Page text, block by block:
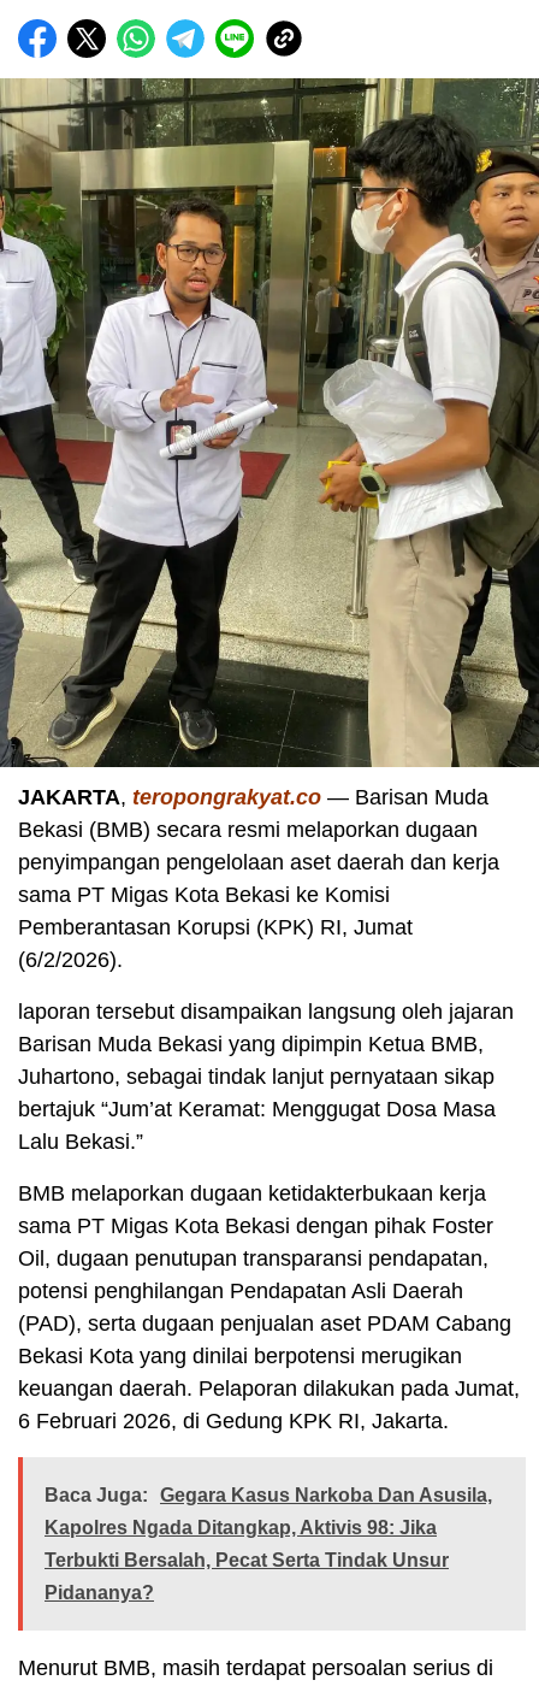
JAKARTA, teropongrakyat.co — Barisan Muda
Bekasi (BMB) secara resmi melaporkan dugaan
penyimpangan pengelolaan aset daerah dan kerja
sama PT Migas Kota Bekasi ke Komisi
Pemberantasan Korupsi (KPK) RI, Jumat
(6/2/2026).
laporan tersebut disampaikan langsung oleh jajaran
Barisan Muda Bekasi yang dipimpin Ketua BMB,
Juhartono, sebagai tindak lanjut pernyataan sikap
bertajuk “Jum’at Keramat: Menggugat Dosa Masa
Lalu Bekasi.”
BMB melaporkan dugaan ketidakterbukaan kerja
sama PT Migas Kota Bekasi dengan pihak Foster
Oil, dugaan penutupan transparansi pendapatan,
potensi penghilangan Pendapatan Asli Daerah
(PAD), serta dugaan penjualan aset PDAM Cabang
Bekasi Kota yang dinilai berpotensi merugikan
keuangan daerah. Pelaporan dilakukan pada Jumat,
6 Februari 2026, di Gedung KPK RI, Jakarta.
Baca Juga:
Gegara Kasus Narkoba Dan Asusila,
Kapolres Ngada Ditangkap, Aktivis 98: Jika
Terbukti Bersalah, Pecat Serta Tindak Unsur
Pidananya?
Menurut BMB, masih terdapat persoalan serius di